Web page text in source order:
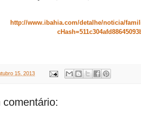
http://www.ibahia.com/detalhe/noticia/
15, 2013
comentário: